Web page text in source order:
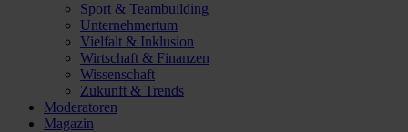
Sport & Teambuilding
Unternehmertum
Vielfalt & Inklusion
Wirtschaft & Finanzen
Wissenschaft
Zukunft & Trends
Moderatoren
Magazin